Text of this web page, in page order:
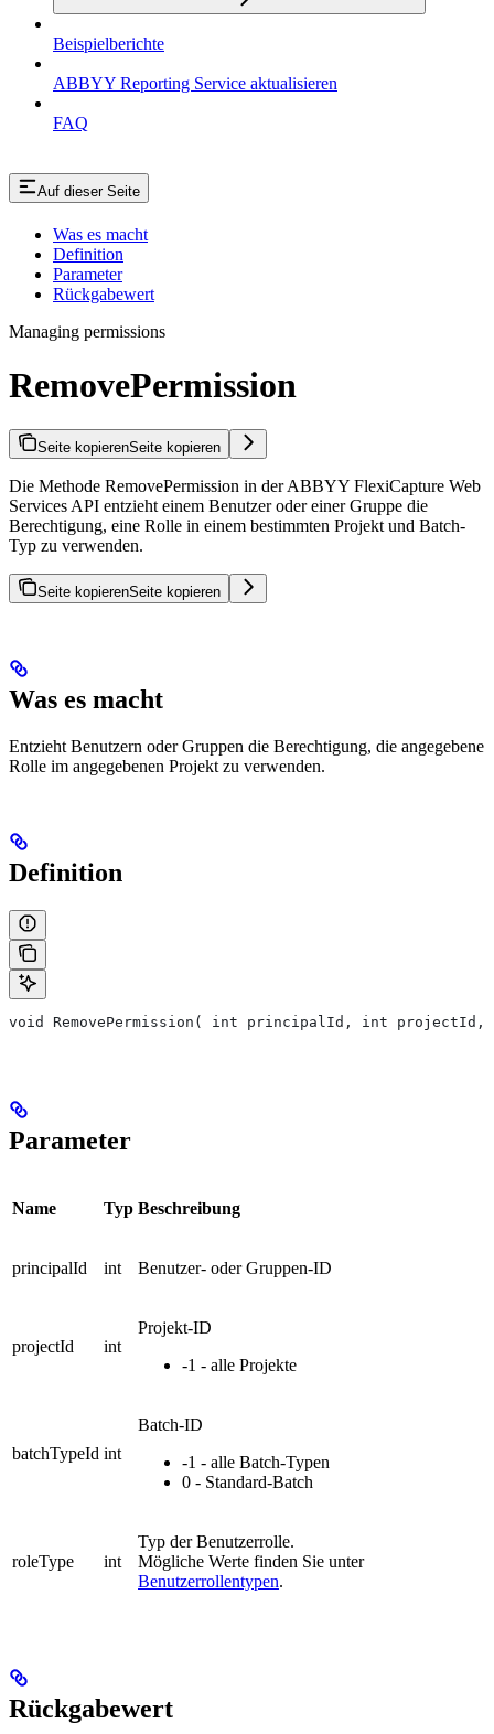
Beispielberichte
ABBYY Reporting Service aktualisieren
FAQ
Auf dieser Seite
Was es macht
Definition
Parameter
Rückgabewert
Managing permissions
RemovePermission
Seite kopierenSeite kopieren
Die Methode RemovePermission in der ABBYY FlexiCapture Web
Services API entzieht einem Benutzer oder einer Gruppe die
Berechtigung, eine Rolle in einem bestimmten Projekt und Batch-
Typ zu verwenden.
Seite kopierenSeite kopieren
Was es macht
Entzieht Benutzern oder Gruppen die Berechtigung, die angegebene
Rolle im angegebenen Projekt zu verwenden.
Definition
void RemovePermission( int principalId, int
Parameter
Name Typ Beschreibung
principalId int Benutzer- oder Gruppen-ID
projectId int
Projekt-ID
-1 - alle Projekte
batchTypeId int
Batch-ID
-1 - alle Batch-Typen
0 - Standard-Batch
roleType int
Typ der Benutzerrolle.
Mögliche Werte finden Sie unter
Benutzerrollentypen.
Rückgabewert